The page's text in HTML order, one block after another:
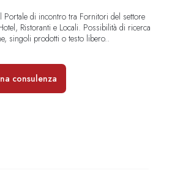
Portale di incontro tra Fornitori del settore
Ristoranti e Locali. Possibilità di ricerca
singoli prodotti o testo libero..
consulenza